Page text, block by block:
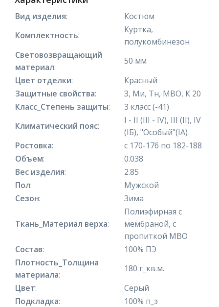
Вид изделия:
Костюм
Комплектность:
Куртка,
полукомбинезон
Световозвращающий
материал:
50 мм
Цвет отделки:
Красный
Защитные свойства:
З, Ми, Тн, МВО, К 20
Класс_Степень защиты:
3 класс (-41)
Климатический пояс:
I - II (III - IV), III (II), IV
(IБ), "Особый"(IA)
Ростовка:
с 170-176 по 182-188
Объем:
0.038
Вес изделия:
2.85
Пол:
Мужской
Сезон: Зима
Ткань_Материал верха:
Полиэфирная с
мембраной, с
пропиткой МВО
Состав:
100% ПЭ
Плотность_Толщина
материала:
180 г_кв.м.
Цвет:
Серый
Подкладка:
100% п_э